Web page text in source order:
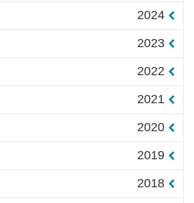
2024
2023
2022
2021
2020
2019
2018